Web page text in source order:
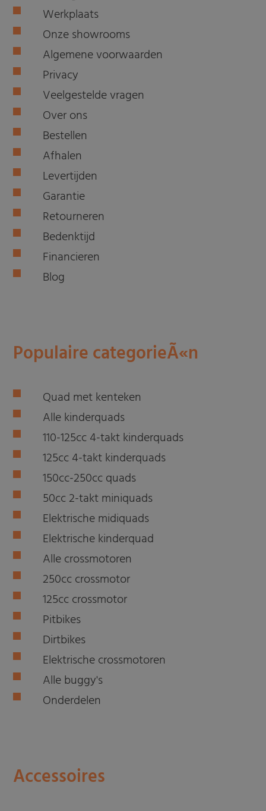
Werkplaats
Onze showrooms
Algemene voorwaarden
Privacy
Veelgestelde vragen
Over ons
Bestellen
Afhalen
Levertijden
Garantie
Retourneren
Bedenktijd
Financieren
Blog
Populaire categorieÃ«n
Quad met kenteken
Alle kinderquads
110-125cc 4-takt kinderquads
125cc 4-takt kinderquads
150cc-250cc quads
50cc 2-takt miniquads
Elektrische midiquads
Elektrische kinderquad
Alle crossmotoren
250cc crossmotor
125cc crossmotor
Pitbikes
Dirtbikes
Elektrische crossmotoren
Alle buggy's
Onderdelen
Accessoires